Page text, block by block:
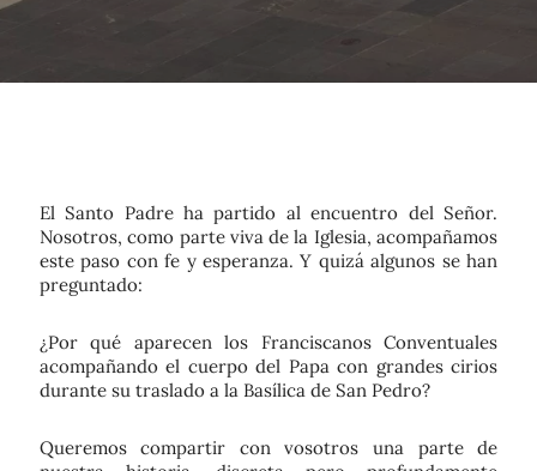
El Santo Padre ha partido al encuentro del Señor.
Nosotros, como parte viva de la Iglesia, acompañamos
este paso con fe y esperanza. Y quizá algunos se han
preguntado:
¿Por qué aparecen los Franciscanos Conventuales
acompañando el cuerpo del Papa con grandes cirios
durante su traslado a la Basílica de San Pedro?
Queremos compartir con vosotros una parte de